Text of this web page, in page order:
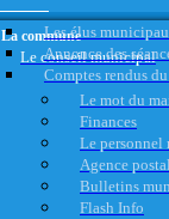
La commune
Le conseil municipal
Les élus
Annonce des
Comptes rendus
Le mot du
Finances
Le personnel
Agence
Bulletins
Flash Info